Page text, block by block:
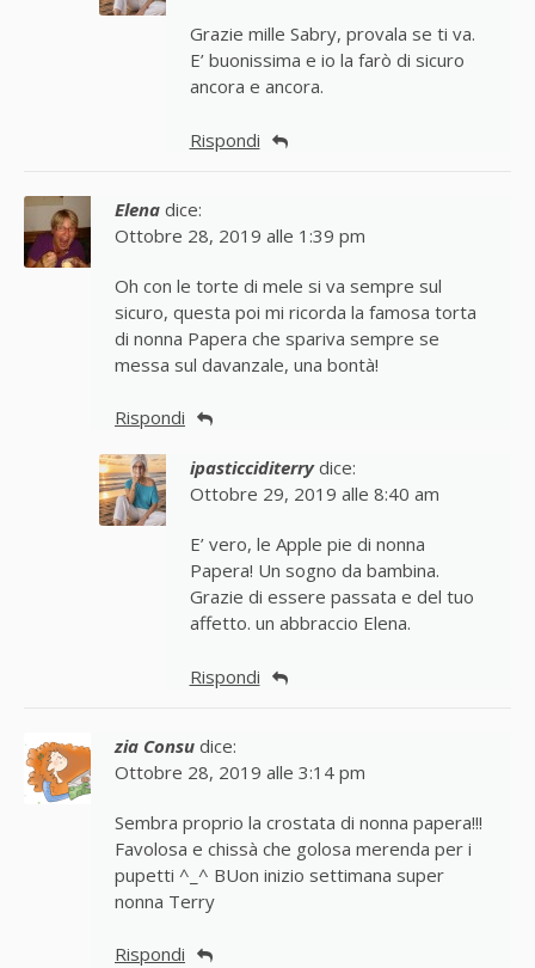
Grazie mille Sabry, provala se ti va.
E’ buonissima e io la farò di sicuro
ancora e ancora.
Rispondi
Elena dice:
Ottobre 28, 2019 alle 1:39 pm
Oh con le torte di mele si va sempre sul
sicuro, questa poi mi ricorda la famosa torta
di nonna Papera che spariva sempre se
messa sul davanzale, una bontà!
Rispondi
ipasticciditerry dice:
Ottobre 29, 2019 alle 8:40 am
E’ vero, le Apple pie di nonna
Papera! Un sogno da bambina.
Grazie di essere passata e del tuo
affetto. un abbraccio Elena.
Rispondi
zia Consu dice:
Ottobre 28, 2019 alle 3:14 pm
Sembra proprio la crostata di nonna papera!!!
Favolosa e chissà che golosa merenda per i
pupetti ^_^ BUon inizio settimana super
nonna Terry
Rispondi